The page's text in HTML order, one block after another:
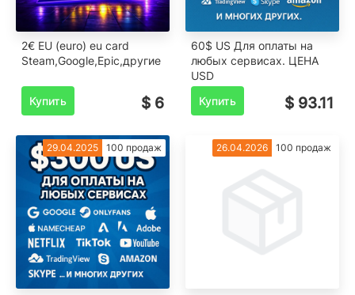
2€ EU (euro) eu card
Steam,Google,Epic,другие
Купить $ 6
60$ US Для оплаты на
любых сервисах. ЦЕНА
USD
Купить
$ 93.11
29.04.2025 100 продаж 26.04.2026 100 продаж